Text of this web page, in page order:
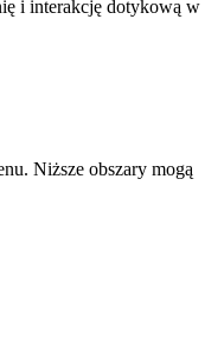
i interakcję dotykową w
Niższe obszary mogą